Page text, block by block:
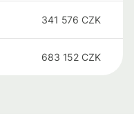
341 576 CZK
683 152 CZK